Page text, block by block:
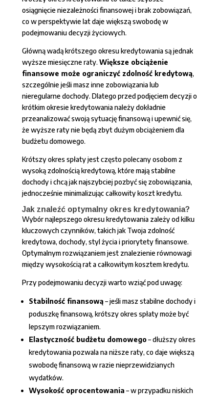
osiągnięcie niezależności finansowej i brak zobowiązań,
co w perspektywie lat daje większą swobodę w
podejmowaniu decyzji życiowych.
Główną wadą krótszego okresu kredytowania są jednak
wyższe miesięczne raty. Większe obciążenie
finansowe może ograniczyć zdolność kredytową,
szczególnie jeśli masz inne zobowiązania lub
nieregularne dochody. Dlatego przed podjęciem decyzji o
krótkim okresie kredytowania należy dokładnie
przeanalizować swoją sytuację finansową i upewnić się,
że wyższe raty nie będą zbyt dużym obciążeniem dla
budżetu domowego.
Krótszy okres spłaty jest często polecany osobom z
wysoką zdolnością kredytową, które mają stabilne
dochody i chcą jak najszybciej pozbyć się zobowiązania,
jednocześnie minimalizując całkowity koszt kredytu.
Jak znaleźć optymalny okres kredytowania?
Wybór najlepszego okresu kredytowania zależy od kilku
kluczowych czynników, takich jak Twoja zdolność
kredytowa, dochody, styl życia i priorytety finansowe.
Optymalnym rozwiązaniem jest znalezienie równowagi
między wysokością rat a całkowitym kosztem kredytu.
Przy podejmowaniu decyzji warto wziąć pod uwagę:
Stabilność finansową – jeśli masz stabilne dochody i
poduszkę finansową, krótszy okres spłaty może być
lepszym rozwiązaniem.
Elastyczność budżetu domowego– dłuższy okres
kredytowania pozwala na niższe raty, co daje większą
swobodę finansową w razie nieprzewidzianych
wydatków.
Wysokość oprocentowania – w przypadku niskich